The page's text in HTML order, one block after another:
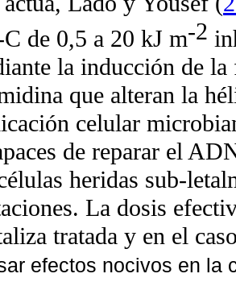
de 0,5 a 20 kJ m-2
la inducción de
que alteran la
celular
de reparar el
heridas sub-
La dosis
tratada y en el
efectos nocivos en la